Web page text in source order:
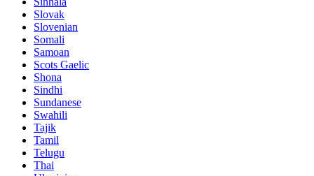
Slovak
Slovenian
Somali
Samoan
Scots Gaelic
Shona
Sindhi
Sundanese
Swahili
Tajik
Tamil
Telugu
Thai